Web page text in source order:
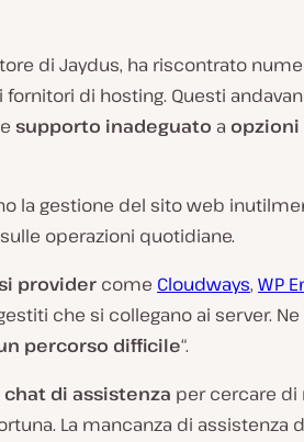
di Jaydus, ha riscontrato
di hosting. Questi
e supporto inadeguato a
la gestione del sito web
operazioni quotidiane.
provider come Cloudways, WP
che si collegano ai server.
percorso difficile“.
di assistenza per cercare di
La mancanza di assistenza